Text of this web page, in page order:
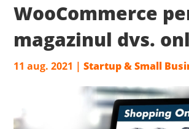
WooCommerce
magazinul dvs.
11 aug. 2021 |Startup & Small